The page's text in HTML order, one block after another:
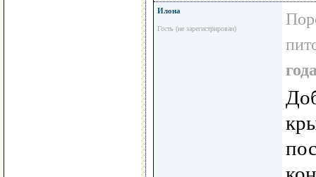
Илона
Гость (не зарегистрирован)